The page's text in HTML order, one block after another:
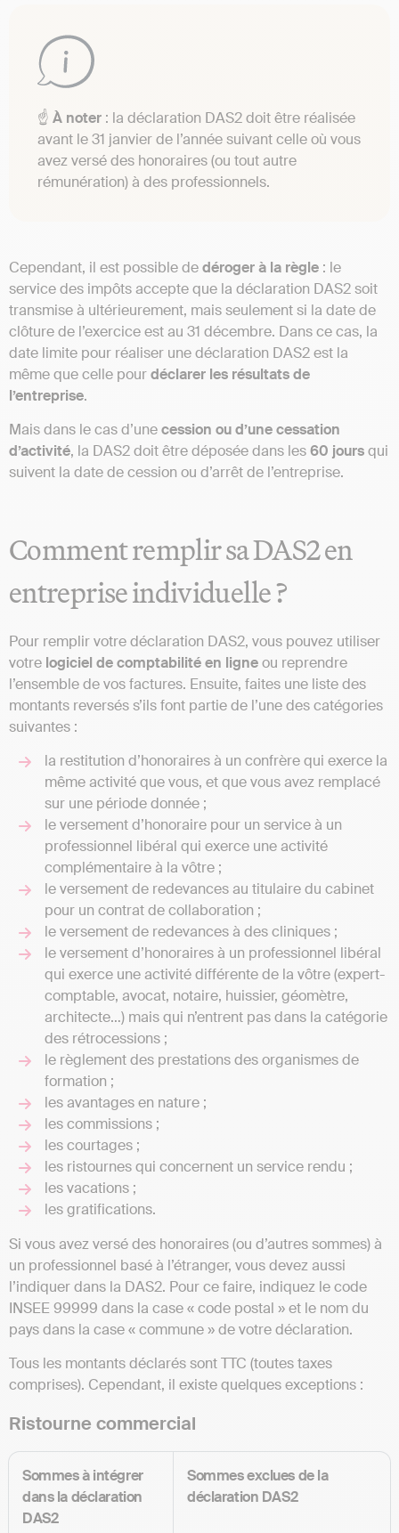
☝️ À noter : la déclaration DAS2 doit être réalisée
avant le 31 janvier de l’année suivant celle où vous
avez versé des honoraires (ou tout autre
rémunération) à des professionnels.
Cependant, il est possible dedéroger à la règle : le
service des impôts accepte que la déclaration DAS2 soit
transmise à ultérieurement, mais seulement si la date de
clôture de l’exercice est au 31 décembre. Dans ce cas, la
date limite pour réaliser une déclaration DAS2 est la
même que celle pourdéclarer les résultats de
l’entreprise.
Mais dans le cas d’unecession ou d’une cessation
d’activité, la DAS2 doit être déposée dans les60 joursqui
suivent la date de cession ou d’arrêt de l’entreprise.
Comment remplir sa DAS2 en
entreprise individuelle ?
Pour remplir votre déclaration DAS2, vous pouvez utiliser
votre logiciel de comptabilité en ligneou reprendre
l’ensemble de vos factures. Ensuite, faites une liste des
montants reversés s’ils font partie de l’une des catégories
suivantes :
la restitution d’honoraires à un confrère qui exerce la
même activité que vous, et que vous avez remplacé
sur une période donnée ;
le versement d’honoraire pour un service à un
professionnel libéral qui exerce une activité
complémentaire à la vôtre ;
le versement de redevances au titulaire du cabinet
pour un contrat de collaboration ;
le versement de redevances à des cliniques ;
le versement d’honoraires à un professionnel libéral
qui exerce une activité différente de la vôtre (expert-
comptable, avocat, notaire, huissier, géomètre,
architecte…) mais qui n’entrent pas dans la catégorie
des rétrocessions ;
le règlement des prestations des organismes de
formation ;
les avantages en nature ;
les commissions ;
les courtages ;
les ristournes qui concernent un service rendu ;
les vacations ;
les gratifications.
Si vous avez versé des honoraires (ou d’autres sommes) à
un professionnel basé à l’étranger, vous devez aussi
l’indiquer dans la DAS2. Pour ce faire, indiquez le code
INSEE 99999 dans la case « code postal » et le nom du
pays dans la case « commune » de votre déclaration.
Tous les montants déclarés sont TTC (toutes taxes
comprises). Cependant, il existe quelques exceptions :
Ristourne commercial
Sommes à intégrer
dans la déclaration
DAS2
Sommes exclues de la
déclaration DAS2